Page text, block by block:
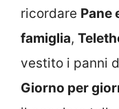
ricordare Pane
famiglia,
vestito i panni
Giorno per